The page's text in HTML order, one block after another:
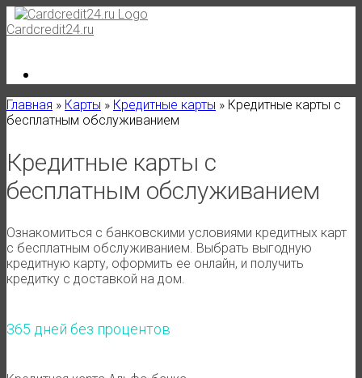
Skip
to
Cardcredit24.ru
Главная » Карты » Кредитные карты » Кредитные карты с
бесплатным обслуживанием
Кредитные карты с
бесплатным обслуживанием
Ознакомиться с банковскими условиями кредитных карт
с бесплатным обслуживанием. Выбрать выгодную
кредитную карту, оформить ее онлайн, и получить
кредитку с доставкой на дом.
365 дней без процентов